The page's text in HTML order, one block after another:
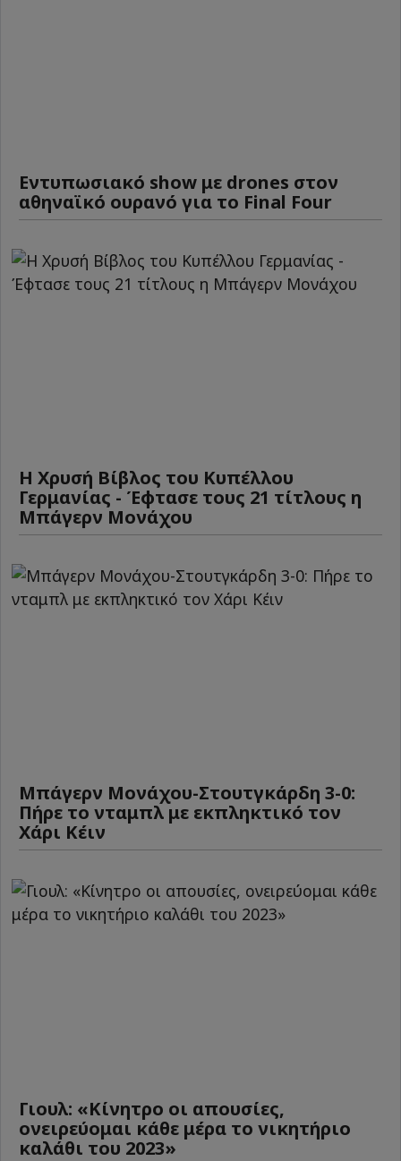
Εντυπωσιακό show με drones στον
αθηναϊκό ουρανό για το Final Four
Η Χρυσή Βίβλος του Κυπέλλου
Γερμανίας - Έφτασε τους 21 τίτλους η
Μπάγερν Μονάχου
Μπάγερν Μονάχου-Στουτγκάρδη 3-0:
Πήρε το νταμπλ με εκπληκτικό τον
Χάρι Κέιν
Γιουλ: «Κίνητρο οι απουσίες,
ονειρεύομαι κάθε μέρα το νικητήριο
καλάθι του 2023»